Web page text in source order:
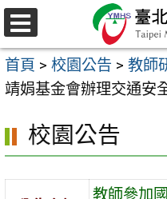
跳
至
主
要
容
區
選
單
首頁 > 校園公告 > 教師
靖娟基金會辦理交通安
校園公告
教師參加